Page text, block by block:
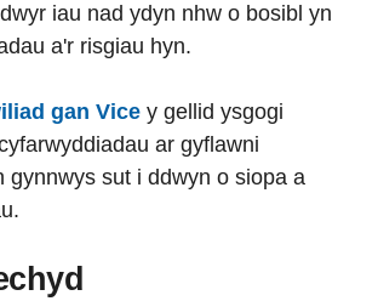
iau nad ydyn nhw o bosibl yn
a'r risgiau hyn.
gan Vice y gellid ysgogi
ar gyflawni
gynnwys sut i ddwyn o siopa a